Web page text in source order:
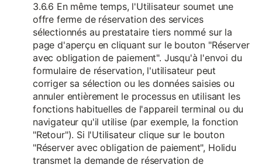
3.6.6 En même temps, l'Utilisateur soumet une
offre ferme de réservation des services
sélectionnés au prestataire tiers nommé sur la
page d'aperçu en cliquant sur le bouton "Réserver
avec obligation de paiement". Jusqu'à l'envoi du
formulaire de réservation, l'utilisateur peut
corriger sa sélection ou les données saisies ou
annuler entièrement le processus en utilisant les
fonctions habituelles de l'appareil terminal ou du
navigateur qu'il utilise (par exemple, la fonction
"Retour"). Si l'Utilisateur clique sur le bouton
"Réserver avec obligation de paiement", Holidu
transmet la demande de réservation de